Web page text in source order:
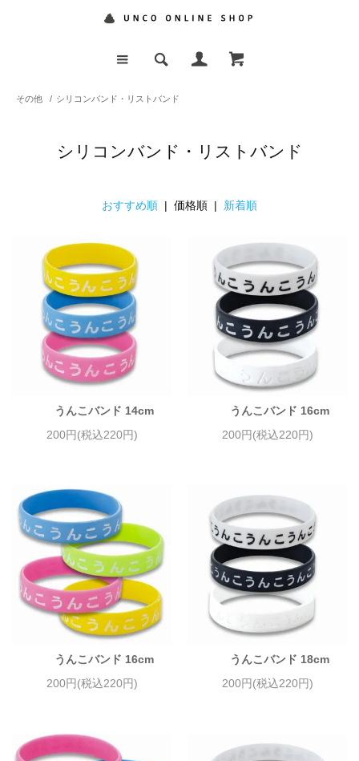
その他 / シリコンバンド・リストバンド
シリコンバンド・リストバンド
おすすめ順 | 価格順 | 新着順
うんこバンド 14cm
200円(税込220円)
うんこバンド 16cm
200円(税込220円)
うんこバンド 16cm
200円(税込220円)
うんこバンド 18cm
200円(税込220円)